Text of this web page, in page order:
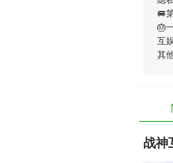
🚐
🎂
互
其
战神